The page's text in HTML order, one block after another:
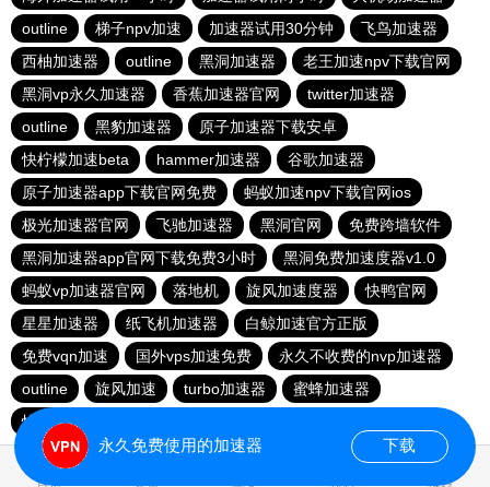
outline
梯子npv加速 加速器试用30分钟
飞鸟加速器
西柚加速器
outline 黑洞加速器
老王加速npv下载官网
黑洞vp永久加速器
香蕉加速器官网
twitter加速器
outline
黑豹加速器
原子加速器下载安卓
快柠檬加速beta
hammer加速器
谷歌加速器
原子加速器app下载官网免费
蚂蚁加速npv下载官网ios
极光加速器官网
飞驰加速器 黑洞官网
免费跨墙软件
黑洞加速器app官网下载免费3小时
黑洞免费加速度器v1.0
蚂蚁vp加速器官网
落地机 旋风加速度器
快鸭官网
星星加速器
纸飞机加速器
白鲸加速官方正版
免费vqn加速
国外vps加速免费
永久不收费的nvp加速器
outline
旋风加速 turbo加速器
蜜蜂加速器
快鸭加速器
永久免费使用的加速器 下载